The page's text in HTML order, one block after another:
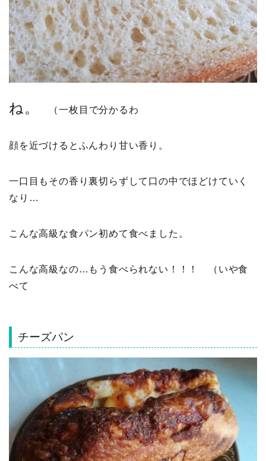
ね。 （一枚目で分かるわ
顔を近づけるとふんわり甘い香り。
一口目もその香り裏切らずして口の中でほどけていく
なり…
こんな高級な食パン初めて食べました。
こんな高級なの…もう食べられない！！！ （いや食
べて
チーズパン